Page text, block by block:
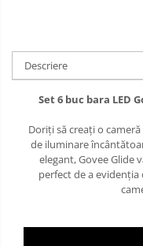
Descriere
Set 6 buc bara LED
Doriți să creați o
de iluminare
elegant, Govee Glide
perfect de a evidenția